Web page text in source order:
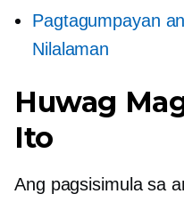
Pagtagumpayan
Nilalaman
Huwag
Ito
Ang pagsisimula sa